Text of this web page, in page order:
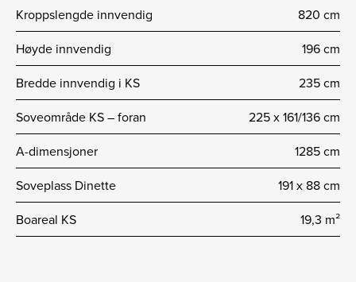
Kroppslengde innvendig
820 cm
Høyde innvendig
196 cm
Bredde innvendig i KS
235 cm
Soveområde KS – foran
225 x 161/136 cm
A-dimensjoner
1285 cm
Soveplass Dinette
191 x 88 cm
Boareal KS
19,3 m²